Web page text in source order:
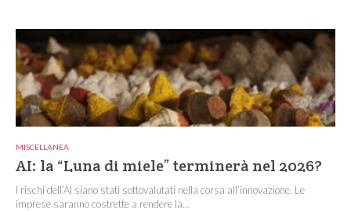
MISCELLANEA
AI: la “Luna di miele” terminerà nel 2026?
I rischi dell’AI siano stati sottovalutati nella corsa all’innovazione. Le
imprese saranno costrette a rendere la...